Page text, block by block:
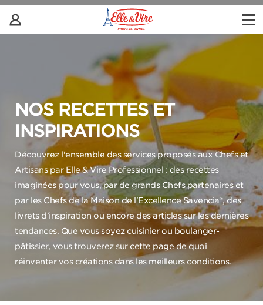
NOS RECETTES ET
INSPIRATIONS
Découvrez l'ensemble des services proposés aux Chefs et
Artisans par Elle & Vire Professionnel : des recettes
imaginées pour vous, par de grands Chefs partenaires et
par les Chefs de la Maison de l'Excellence Savencia®, des
livrets d’inspiration ou encore des articles sur les dernières
tendances. Que vous soyez cuisinier ou boulanger-
pâtissier, vous trouverez sur cette page de quoi
réinventer vos créations dans les meilleurs conditions.